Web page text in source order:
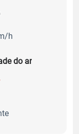
do ar
h